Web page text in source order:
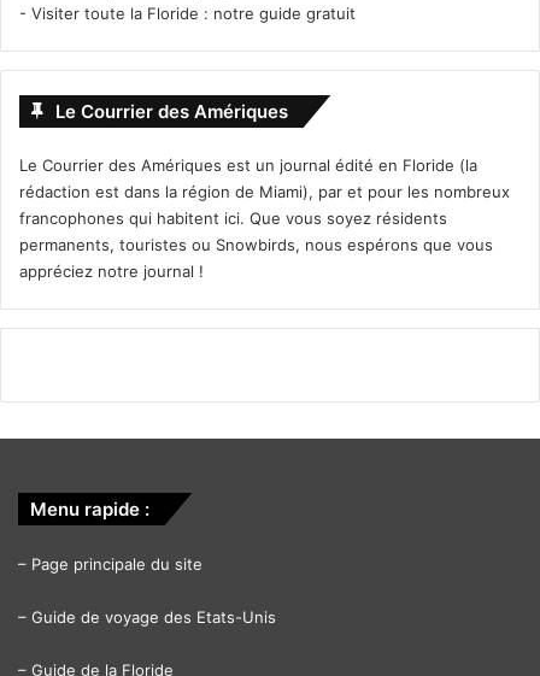
- Visiter toute la Floride : notre guide gratuit
Le Courrier des Amériques
Le Courrier des Amériques est un journal édité en Floride (la
rédaction est dans la région de Miami), par et pour les nombreux
francophones qui habitent ici. Que vous soyez résidents
permanents, touristes ou Snowbirds, nous espérons que vous
appréciez notre journal !
Menu rapide :
– Page principale du site
– Guide de voyage des Etats-Unis
– Guide de la Floride